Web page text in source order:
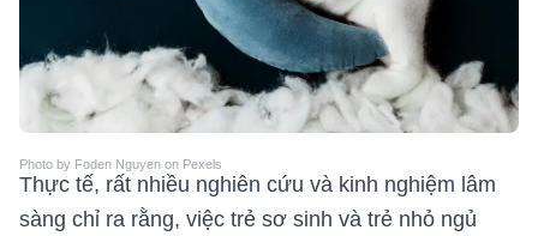
Photo by Foden Nguyen on Pexels
Thực tế, rất nhiều nghiên cứu và kinh nghiệm lâm
sàng chỉ ra rằng, việc trẻ sơ sinh và trẻ nhỏ ngủ